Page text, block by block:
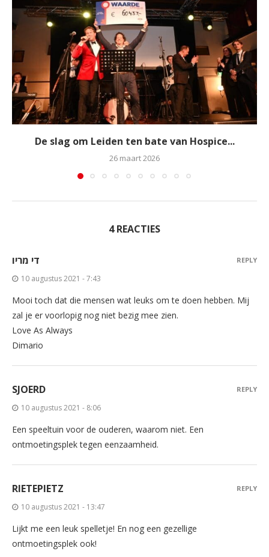
De slag om Leiden ten bate van Hospice...
26 maart 2026
4 REACTIES
די מריו
10 augustus 2021 - 7:43
Mooi toch dat die mensen wat leuks om te doen hebben. Mij
zal je er voorlopig nog niet bezig mee zien.
Love As Always
Dimario
REPLY
SJOERD
10 augustus 2021 - 8:06
Een speeltuin voor de ouderen, waarom niet. Een
ontmoetingsplek tegen eenzaamheid.
REPLY
RIETEPIETZ
10 augustus 2021 - 13:47
Lijkt me een leuk spelletje! En nog een gezellige
ontmoetingsplek ook!
REPLY